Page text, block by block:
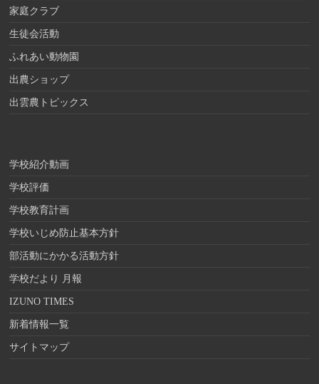
家庭クラブ
生徒会活動
ふれあい動物園
出農ショップ
出雲農トピックス
学校紹介動画
学校評価
学校教育計画
学校いじめ防止基本方針
部活動にかかる活動方針
学校だより 月報
IZUNO TIMES
新着情報一覧
サイトマップ